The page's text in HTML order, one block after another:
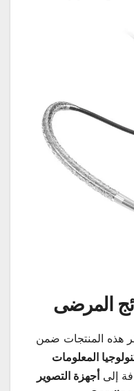
المرضى
هذه المنتجات ضمن
المعلومات
إلى أجهزة التصوير